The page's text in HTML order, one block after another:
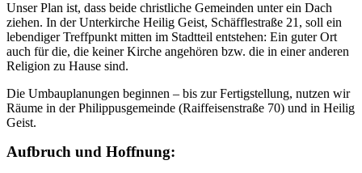
Unser Plan ist, dass beide christliche Gemeinden unter ein Dach
ziehen. In der Unterkirche Heilig Geist, Schäfflestraße 21, soll ein
lebendiger Treffpunkt mitten im Stadtteil entstehen: Ein guter Ort
auch für die, die keiner Kirche angehören bzw. die in einer anderen
Religion zu Hause sind.
Die Umbauplanungen beginnen – bis zur Fertigstellung, nutzen wir
Räume in der Philippusgemeinde (Raiffeisenstraße 70) und in Heilig
Geist.
Aufbruch und Hoffnung: